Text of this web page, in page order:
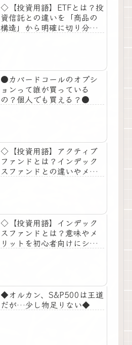
◇【投資用語】ETFとは？投
資信託との違いを「商品の
構造」から明確に切り分け
●カバードコールのオプシ
ョンって誰が買っている
の？個人でも買える？●
◇【投資用語】アクティブ
ファンドとは？インデック
スファンドとの違いやメリ
◇【投資用語】インデック
スファンドとは？意味やメ
リットを初心者向けにシン
◆オルカン、S&P500は王道
だが…少し物足りない◆